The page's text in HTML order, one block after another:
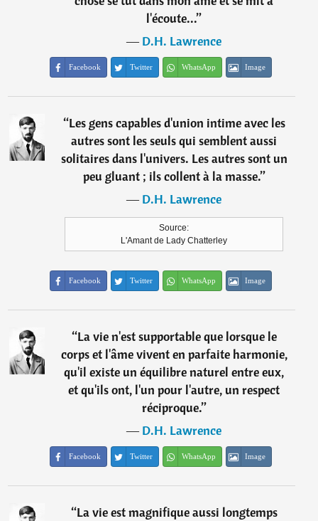
l'écoute...”
―D.H. Lawrence
Facebook Twitter WhatsApp Image
“Les gens capables d'union intime avec les
autres sont les seuls qui semblent aussi
solitaires dans l'univers. Les autres sont un
peu gluant ; ils collent à la masse.”
―D.H. Lawrence
Source:
L'Amant de Lady Chatterley
Facebook Twitter WhatsApp Image
“La vie n'est supportable que lorsque le
corps et l'âme vivent en parfaite harmonie,
qu'il existe un équilibre naturel entre eux,
et qu'ils ont, l'un pour l'autre, un respect
réciproque.”
―D.H. Lawrence
Facebook Twitter WhatsApp Image
“La vie est magnifique aussi longtemps